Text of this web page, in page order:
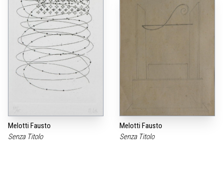
Melotti Fausto
Senza Titolo
Melotti Fausto
Senza Titolo